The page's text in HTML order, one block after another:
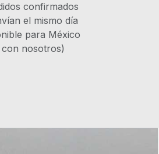
el mismo día
para México
nosotros)